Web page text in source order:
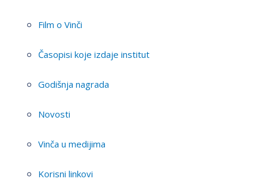
Film o Vinči
Časopisi koje izdaje institut
Godišnja nagrada
Novosti
Vinča u medijima
Korisni linkovi